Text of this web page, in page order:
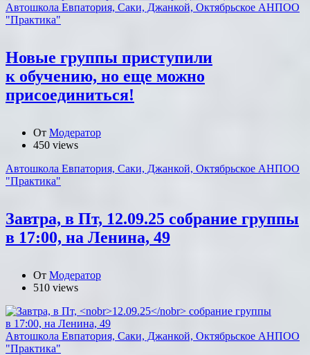
Автошкола Евпатория, Саки, Джанкой, Октябрьское АНПОО
"Практика"
Новые группы приступили
к обучению, но еще можно
присоединиться!
От Модератор
450 views
Автошкола Евпатория, Саки, Джанкой, Октябрьское АНПОО
"Практика"
Завтра, в Пт, 12.09.25 собрание группы
в 17:00, на Ленина, 49
От Модератор
510 views
Автошкола Евпатория, Саки, Джанкой, Октябрьское АНПОО
"Практика"